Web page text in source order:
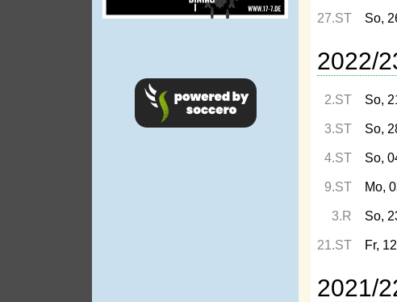
27.ST So,
2022/
2.ST So,
3.ST So,
4.ST So,
9.ST Mo,
3.R So,
21.ST Fr,
2021/